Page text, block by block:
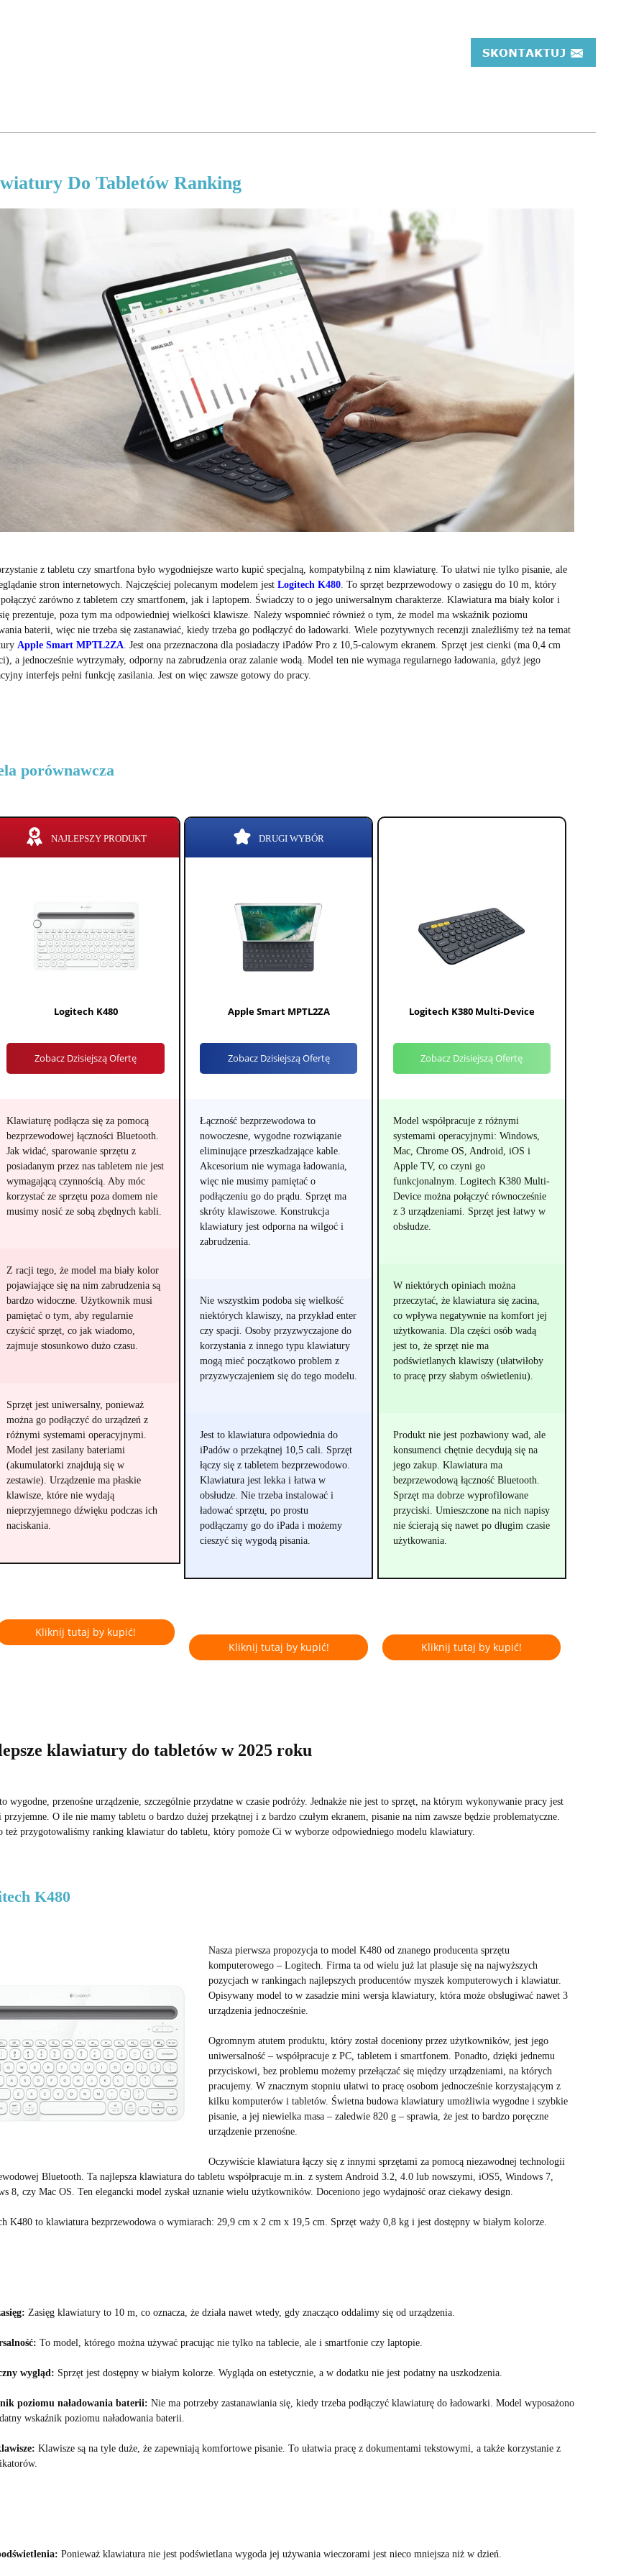
Do Tabletów Ranking
z tabletu czy smartfona było wygodniejsze warto kupić specjalną, kompatybilną z nim klawiaturę. To ułatwi nie tylko pisanie, ale
stron internetowych. Najczęściej polecanym modelem jest Logitech K480. To sprzęt bezprzewodowy o zasięgu do 10 m, który
zarówno z tabletem czy smartfonem, jak i laptopem. Świadczy to o jego uniwersalnym charakterze. Klawiatura ma biały kolor i
prezentuje, poza tym ma odpowiedniej wielkości klawisze. Należy wspomnieć również o tym, że model ma wskaźnik poziomu
baterii, więc nie trzeba się zastanawiać, kiedy trzeba go podłączyć do ładowarki. Wiele pozytywnych recenzji znaleźliśmy też na temat
Apple Smart MPTL2ZA. Jest ona przeznaczona dla posiadaczy iPadów Pro z 10,5-calowym ekranem. Sprzęt jest cienki (ma 0,4 cm
a jednocześnie wytrzymały, odporny na zabrudzenia oraz zalanie wodą. Model ten nie wymaga regularnego ładowania, gdyż jego
interfejs pełni funkcję zasilania. Jest on więc zawsze gotowy do pracy.
porównawcza
NAJLEPSZY PRODUKT
Logitech K480
Zobacz Dzisiejszą Ofertę
Klawiaturę podłącza się za pomocą
bezprzewodowej łączności Bluetooth.
Jak widać, sparowanie sprzętu z
posiadanym przez nas tabletem nie jest
wymagającą czynnością. Aby móc
korzystać ze sprzętu poza domem nie
musimy nosić ze sobą zbędnych kabli.
Z racji tego, że model ma biały kolor
pojawiające się na nim zabrudzenia są
bardzo widoczne. Użytkownik musi
pamiętać o tym, aby regularnie
czyścić sprzęt, co jak wiadomo,
zajmuje stosunkowo dużo czasu.
Sprzęt jest uniwersalny, ponieważ
można go podłączyć do urządzeń z
różnymi systemami operacyjnymi.
Model jest zasilany bateriami
(akumulatorki znajdują się w
zestawie). Urządzenie ma płaskie
klawisze, które nie wydają
nieprzyjemnego dźwięku podczas ich
naciskania.
Kliknij tutaj by kupić!
DRUGI WYBÓR
Apple Smart MPTL2ZA
Zobacz Dzisiejszą Ofertę
Łączność bezprzewodowa to
nowoczesne, wygodne rozwiązanie
eliminujące przeszkadzające kable.
Akcesorium nie wymaga ładowania,
więc nie musimy pamiętać o
podłączeniu go do prądu. Sprzęt ma
skróty klawiszowe. Konstrukcja
klawiatury jest odporna na wilgoć i
zabrudzenia.
Nie wszystkim podoba się wielkość
niektórych klawiszy, na przykład enter
czy spacji. Osoby przyzwyczajone do
korzystania z innego typu klawiatury
mogą mieć początkowo problem z
przyzwyczajeniem się do tego modelu.
Jest to klawiatura odpowiednia do
iPadów o przekątnej 10,5 cali. Sprzęt
łączy się z tabletem bezprzewodowo.
Klawiatura jest lekka i łatwa w
obsłudze. Nie trzeba instalować i
ładować sprzętu, po prostu
podłączamy go do iPada i możemy
cieszyć się wygodą pisania.
Kliknij tutaj by kupić!
Logitech K380 Multi-Device
Zobacz Dzisiejszą Ofertę
Model współpracuje z różnymi
systemami operacyjnymi: Windows,
Mac, Chrome OS, Android, iOS i
Apple TV, co czyni go
funkcjonalnym. Logitech K380 Multi-
Device można połączyć równocześnie
z 3 urządzeniami. Sprzęt jest łatwy w
obsłudze.
W niektórych opiniach można
przeczytać, że klawiatura się zacina,
co wpływa negatywnie na komfort jej
użytkowania. Dla części osób wadą
jest to, że sprzęt nie ma
podświetlanych klawiszy (ułatwiłoby
to pracę przy słabym oświetleniu).
Produkt nie jest pozbawiony wad, ale
konsumenci chętnie decydują się na
jego zakup. Klawiatura ma
bezprzewodową łączność Bluetooth.
Sprzęt ma dobrze wyprofilowane
przyciski. Umieszczone na nich napisy
nie ścierają się nawet po długim czasie
użytkowania.
Kliknij tutaj by kupić!
klawiatury do tabletów w 2025 roku
wygodne, przenośne urządzenie, szczególnie przydatne w czasie podróży. Jednakże nie jest to sprzęt, na którym wykonywanie pracy jest
przyjemne. O ile nie mamy tabletu o bardzo dużej przekątnej i z bardzo czułym ekranem, pisanie na nim zawsze będzie problematyczne.
też przygotowaliśmy ranking klawiatur do tabletu, który pomoże Ci w wyborze odpowiedniego modelu klawiatury.
K480
Nasza pierwsza propozycja to model K480 od znanego producenta sprzętu
komputerowego – Logitech. Firma ta od wielu już lat plasuje się na najwyższych
pozycjach w rankingach najlepszych producentów myszek komputerowych i klawiatur.
Opisywany model to w zasadzie mini wersja klawiatury, która może obsługiwać nawet 3
urządzenia jednocześnie.
Ogromnym atutem produktu, który został doceniony przez użytkowników, jest jego
uniwersalność – współpracuje z PC, tabletem i smartfonem. Ponadto, dzięki jednemu
przyciskowi, bez problemu możemy przełączać się między urządzeniami, na których
pracujemy. W znacznym stopniu ułatwi to pracę osobom jednocześnie korzystającym z
kilku komputerów i tabletów. Świetna budowa klawiatury umożliwia wygodne i szybkie
pisanie, a jej niewielka masa – zaledwie 820 g – sprawia, że jest to bardzo poręczne
urządzenie przenośne.
Oczywiście klawiatura łączy się z innymi sprzętami za pomocą niezawodnej technologii
Bluetooth. Ta najlepsza klawiatura do tabletuwspółpracuje m.in. z system Android 3.2, 4.0 lub nowszymi, iOS5, Windows 7,
8, czy Mac OS. Ten elegancki model zyskał uznanie wielu użytkowników. Doceniono jego wydajność oraz ciekawy design.
K480 to klawiatura bezprzewodowa o wymiarach: 29,9 cm x 2 cm x 19,5 cm. Sprzęt waży 0,8 kg i jest dostępny w białym kolorze.
Zasięg klawiatury to 10 m, co oznacza, że działa nawet wtedy, gdy znacząco oddalimy się od urządzenia.
To model, którego można używać pracując nie tylko na tablecie, ale i smartfonie czy laptopie.
wygląd: Sprzęt jest dostępny w białym kolorze. Wygląda on estetycznie, a w dodatku nie jest podatny na uszkodzenia.
poziomu naładowania baterii: Nie ma potrzeby zastanawiania się, kiedy trzeba podłączyć klawiaturę do ładowarki. Model wyposażono
wskaźnik poziomu naładowania baterii.
Klawisze są na tyle duże, że zapewniają komfortowe pisanie. To ułatwia pracę z dokumentami tekstowymi, a także korzystanie z
Ponieważ klawiatura nie jest podświetlana wygoda jej używania wieczorami jest nieco mniejsza niż w dzień.